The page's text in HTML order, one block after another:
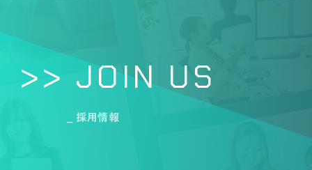
>> JOIN US
_ 採用情報